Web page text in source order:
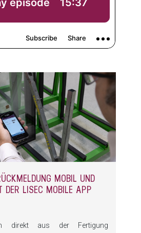
MOBIL UND
DER LISEC MOBILE APP
direkt aus der Fertigung